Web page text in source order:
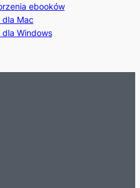
ebooków
Mac
Windows